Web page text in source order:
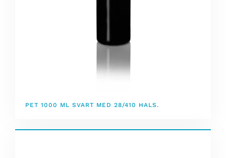
PET 1000 ML SVART MED 28/410 HALS.